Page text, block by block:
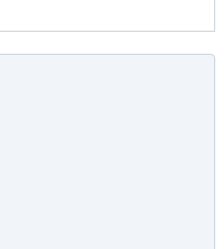
コレの選び方BOOK